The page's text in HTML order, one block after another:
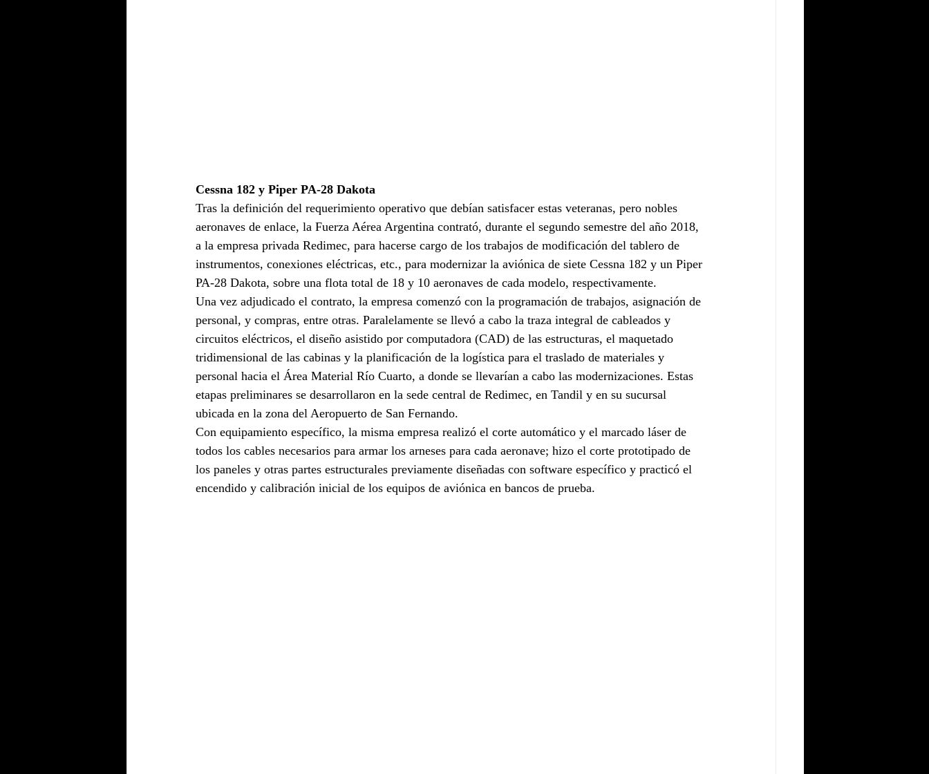
Cessna 182 y Piper PA-28 Dakota
Tras la definición del requerimiento operativo que debían satisfacer estas veteranas, pero nobles
aeronaves de enlace, la Fuerza Aérea Argentina contrató, durante el segundo semestre del año 2018,
a la empresa privada Redimec, para hacerse cargo de los trabajos de modificación del tablero de
instrumentos, conexiones eléctricas, etc., para modernizar la aviónica de siete Cessna 182 y un Piper
PA-28 Dakota, sobre una flota total de 18 y 10 aeronaves de cada modelo, respectivamente.
Una vez adjudicado el contrato, la empresa comenzó con la programación de trabajos, asignación de
personal, y compras, entre otras. Paralelamente se llevó a cabo la traza integral de cableados y
circuitos eléctricos, el diseño asistido por computadora (CAD) de las estructuras, el maquetado
tridimensional de las cabinas y la planificación de la logística para el traslado de materiales y
personal hacia el Área Material Río Cuarto, a donde se llevarían a cabo las modernizaciones. Estas
etapas preliminares se desarrollaron en la sede central de Redimec, en Tandil y en su sucursal
ubicada en la zona del Aeropuerto de San Fernando.
Con equipamiento específico, la misma empresa realizó el corte automático y el marcado láser de
todos los cables necesarios para armar los arneses para cada aeronave; hizo el corte prototipado de
los paneles y otras partes estructurales previamente diseñadas con software específico y practicó el
encendido y calibración inicial de los equipos de aviónica en bancos de prueba.